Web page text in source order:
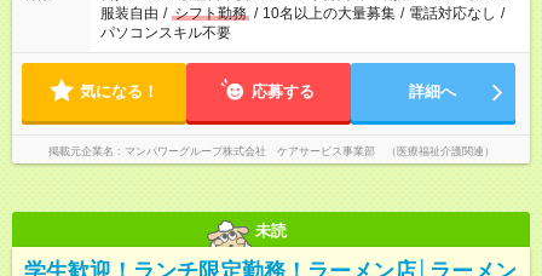
服装自由 / シフト勤務 / 10名以上の大量募集 / 電話対応なし /
パソコンスキル不要
気になる！ 応募する 詳細へ
掲載元企業名 マンパワーグループ株式会社 ケアサービス事業部 （医療福祉介護関連）
未読
学生歓迎！ランチ限定勤務！ラーメン店│ラーメン